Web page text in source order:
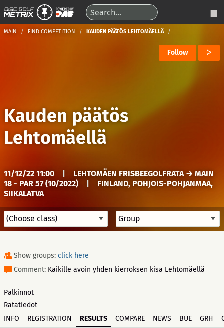
MAIN FIND COMPETITION KAUDEN PÄÄTÖS LEHTOMÄELLÄ
Follow
Kauden päätös
Lehtomäellä
11/12/22 11:00
LEHTOMÄEN FRISBEEGOLFRATA → MAIN
18 - PAR 57 (10/2022)
FINLAND, POHJOIS-POHJANMAA,
SIIKALATVA
Show groups: click here
Comment: Kaikille avoin yhden kierroksen kisa Lehtomäellä
Palkinnot
Ratatiedot
INFO
REGISTRATION RESULTS COMPARE NEWS BUE GRH